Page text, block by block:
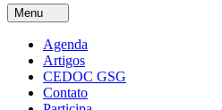
Menu
Agenda
Artigos
CEDOC GSG
Contato